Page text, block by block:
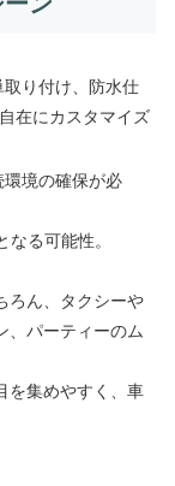
り付け、防水仕
在にカスタマイズ
境の確保が必
る可能性。
ろん、タクシーや
、パーティーのム
を集めやすく、車